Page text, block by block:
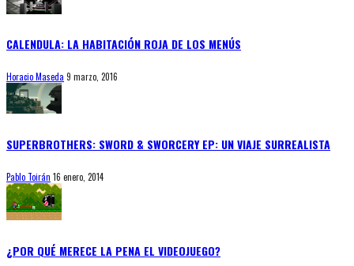
CALENDULA: LA HABITACIÓN ROJA DE LOS MENÚS
Horacio Maseda 9 marzo, 2016
SUPERBROTHERS: SWORD & SWORCERY EP: UN VIAJE SURREALISTA
Pablo Toirán 16 enero, 2014
¿POR QUÉ MERECE LA PENA EL VIDEOJUEGO?